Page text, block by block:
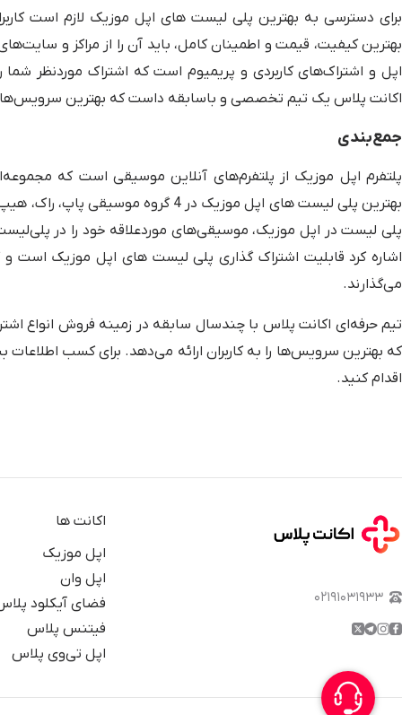
برای دسترسی به بهترین پلی لیست های اپل موزیک لازم است
بهترین کیفیت، قیمت و اطمینان کامل، باید آن را از مراکز و
اپل و اشتراک‌های کاربردی و پریمیوم است که اشتراک موردنظر شما
اکانت پلاس یک تیم تخصصی و باسابقه داست که بهترین سرویس‌های
جمع‌بندی
پلتفرم اپل موزیک از پلتفرم‌های آنلاین موسیقی است که
بهترین پلی لیست های اپل موزیک در 4
پلی لیست در اپل موزیک، موسیقی‌های موردعلاقه خود را در
اشاره کرد قابلیت اشتراک گذاری پلی لیست های اپل موزیک است و
می‌گذارند.
تیم حرفه‌ای اکانت پلاس با چندسال سابقه در زمینه فروش انواع
که بهترین سرویس‌ها را به کاربران ارائه می‌دهد. برای کسب
اقدام کنید.
۰۲۱۹۱۰۳۱۹۳۳
اکانت ها
اپل موزیک
اپل وان
فضای آیکلود
فیتنس پلاس
اپل تی‌وی پلاس